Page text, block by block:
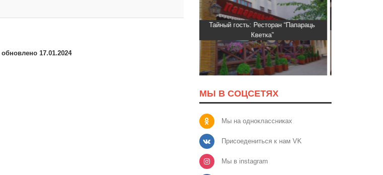
обновлено 17.01.2024
Тайный гость: Кафе "Grand Buffet"
МЫ В СОЦСЕТЯХ
Мы на одноклассниках
Присоедениться к нам VK
Мы в instagram